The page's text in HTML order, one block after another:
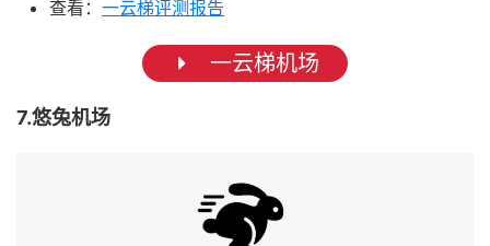
查看： 一云梯评测报告
一云梯机场
7.悠兔机场